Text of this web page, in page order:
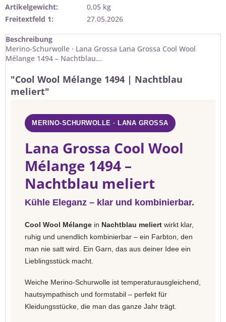
Artikelgewicht:
0,05 kg
Freitextfeld 1:
27.05.2026
Beschreibung
Merino-Schurwolle · Lana Grossa Lana Grossa Cool Wool
Mélange 1494 – Nachtblau...
"Cool Wool Mélange 1494 | Nachtblau
meliert"
MERINO-SCHURWOLLE · LANA GROSSA
Lana Grossa Cool Wool
Mélange 1494 –
Nachtblau meliert
Kühle Eleganz – klar und kombinierbar.
Cool Wool Mélange in Nachtblau meliert wirkt klar,
ruhig und unendlich kombinierbar – ein Farbton, den
man nie satt wird. Ein Garn, das aus deiner Idee ein
Lieblingsstück macht.
Weiche Merino-Schurwolle ist temperaturausgleichend,
hautsympathisch und formstabil – perfekt für
Kleidungsstücke, die man das ganze Jahr trägt.